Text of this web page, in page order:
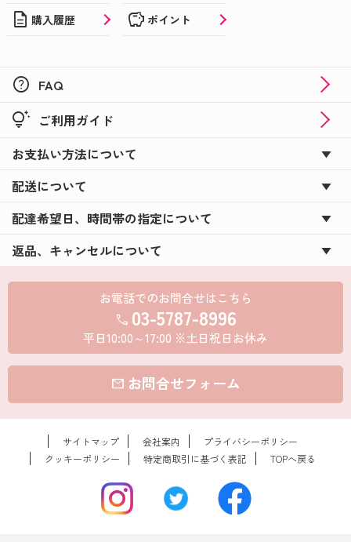
description 購入履歴 savings ポイント
help FAQ
tips_and_updates ご利用ガイド
お支払い方法について
配送について
配達希望日、時間帯の指定について
返品、キャンセルについて
お電話でのお問合せはこちら
call 03-5787-8996
平日10:00～17:00 ※土日祝日お休み
mail お問合せフォーム
サイトマップ 会社案内
プライバシーポリシー
クッキーポリシー
特定商取引に基づく表記 TOPへ戻る